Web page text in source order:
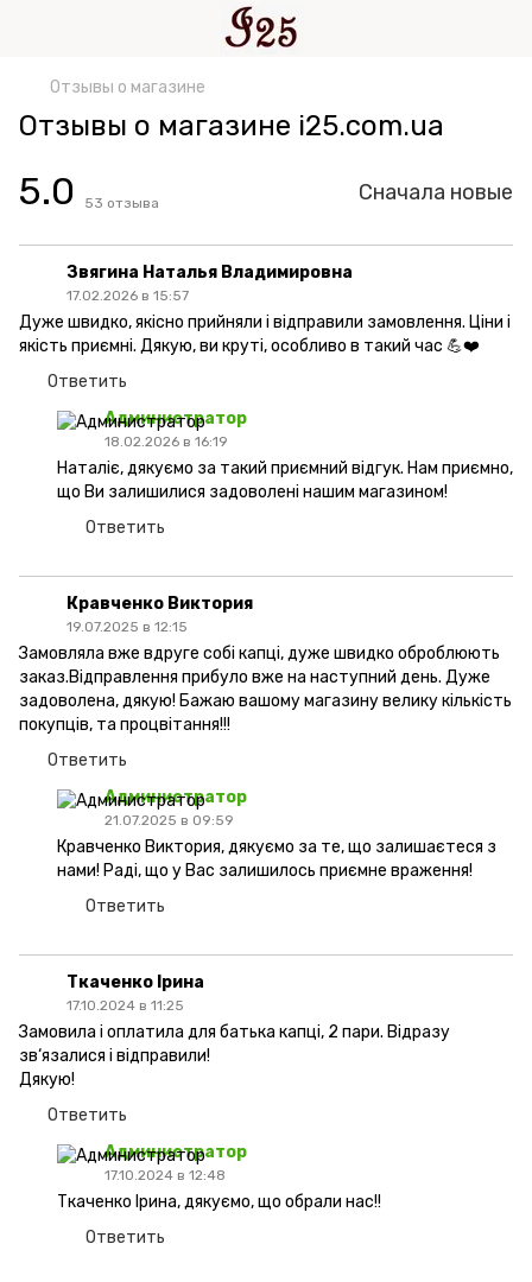
Отзывы о магазине
Отзывы о магазине i25.com.ua
5.0 53 отзыва Сначала новые
Звягина Наталья Владимировна
17.02.2026 в 15:57
Дуже швидко, якісно прийняли і відправили замовлення. Ціни і
якість приємні. Дякую, ви круті, особливо в такий час 💪❤️
Ответить
Администратор
18.02.2026 в 16:19
Наталіє, дякуємо за такий приємний відгук. Нам приємно,
що Ви залишилися задоволені нашим магазином!
Ответить
Кравченко Виктория
19.07.2025 в 12:15
Замовляла вже вдруге собі капці, дуже швидко оброблюють
заказ.Відправлення прибуло вже на наступний день. Дуже
задоволена, дякую! Бажаю вашому магазину велику кількість
покупців, та процвітання!!!
Ответить
Администратор
21.07.2025 в 09:59
Кравченко Виктория, дякуємо за те, що залишаєтеся з
нами! Раді, що у Вас залишилось приємне враження!
Ответить
Ткаченко Ірина
17.10.2024 в 11:25
Замовила і оплатила для батька капці, 2 пари. Відразу
зв‘язалися і відправили!
Дякую!
Ответить
Администратор
17.10.2024 в 12:48
Ткаченко Ірина, дякуємо, що обрали нас!!
Ответить